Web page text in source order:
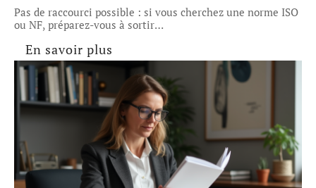
Pas de raccourci possible : si vous cherchez une norme ISO
ou NF, préparez-vous à sortir…
En savoir plus